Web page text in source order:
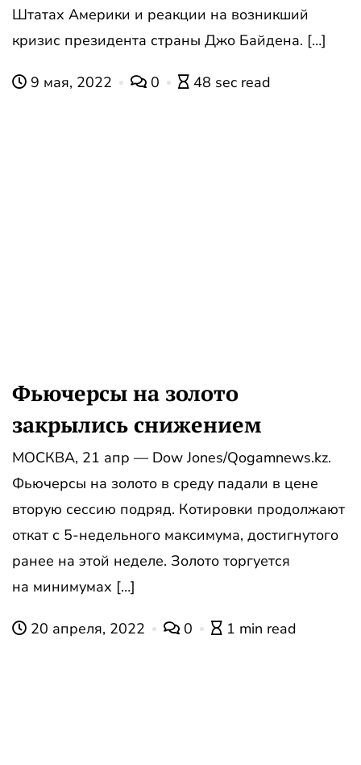
Штатах Америки и реакции на возникший
кризис президента страны Джо Байдена. […]
9 мая, 2022 0 48 sec read
Фьючерсы на золото
закрылись снижением
МОСКВА, 21 апр — Dow Jones/Qogamnews.kz.
Фьючерсы на золото в среду падали в цене
вторую сессию подряд. Котировки продолжают
откат с 5-недельного максимума, достигнутого
ранее на этой неделе. Золото торгуется
на минимумах […]
20 апреля, 2022 0 1 min read